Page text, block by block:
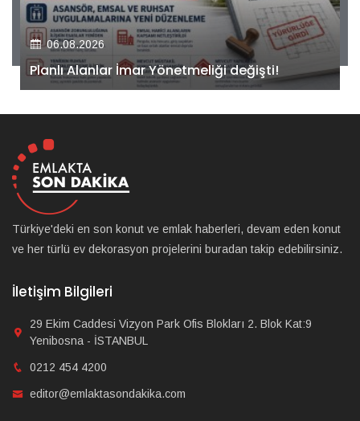
06.08.2026
Kiler GYO’dan Pendik Dolayoba projesiyle ilgili
önemli adım!
Türkiye'deki en son konut ve emlak haberleri, devam eden konut
ve her türlü ev dekorasyon projelerini buradan takip edebilirsiniz.
İletişim Bilgileri
29 Ekim Caddesi Vizyon Park Ofis Blokları 2. Blok Kat:9
Yenibosna - İSTANBUL
0212 454 4200
editor@emlaktasondakika.com